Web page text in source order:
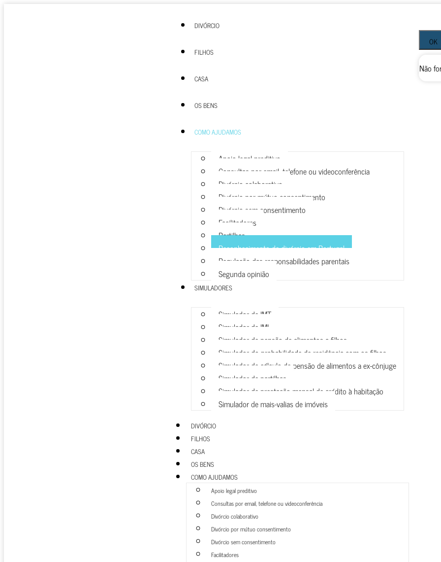
DIVÓRCIO
FILHOS
CASA
OS BENS
COMO AJUDAMOS
Apoio legal preditivo
Consultas por email, telefone ou videoconferência
Divórcio colaborativo
Divórcio por mútuo consentimento
Divórcio sem consentimento
Facilitadores
Partilhas
Reconhecimento de divórcio em Portugal
Regulação das responsabilidades parentais
Segunda opinião
SIMULADORES
Simulador de IMT
Simulador de IMI
Simulador de pensão de alimentos a filhos
Simulador do probabilidade de residência com os filhos
Simulador de cálculo de pensão de alimentos a ex-cônjuge
Simulador de partilhas
Simulador de prestação mensal de crédito à habitação
Simulador de mais-valias de imóveis
DIVÓRCIO
FILHOS
CASA
OS BENS
COMO AJUDAMOS
Apoio legal preditivo
Consultas por email, telefone ou videoconferência
Divórcio colaborativo
Divórcio por mútuo consentimento
Divórcio sem consentimento
Facilitadores
OK
Não